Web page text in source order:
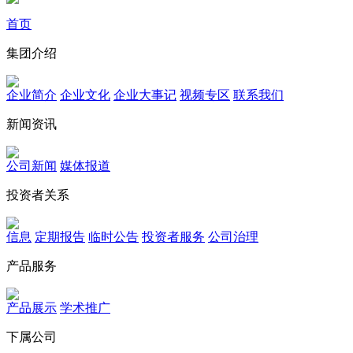
首页
集团介绍
企业简介 企业文化 企业⼤事记 视频专区 联系我们
新闻资讯
公司新闻 媒体报道
投资者关系
信息 定期报告 临时公告 投资者服务 公司治理
产品服务
产品展示 学术推广
下属公司